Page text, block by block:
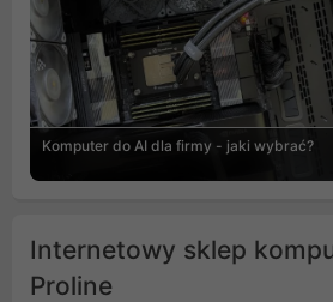
Komputer do AI dla firmy - jaki wybrać?
Internetowy sklep
Proline